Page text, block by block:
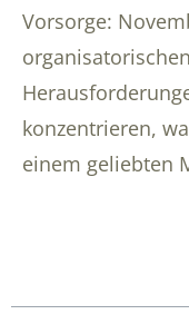
Vorsorge:
konzentrieren,
einem geliebten